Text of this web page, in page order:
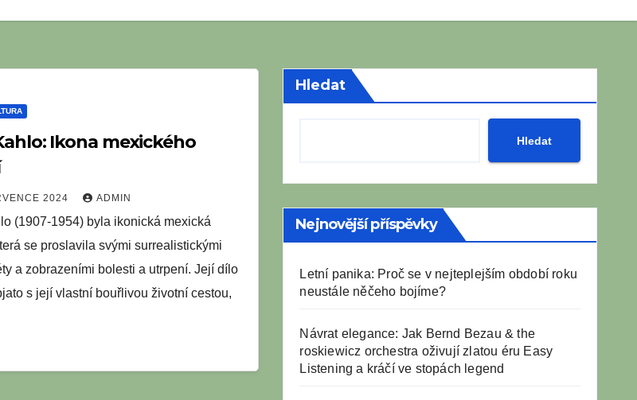
Ikona mexického
2024 ADMIN
(1907-1954) byla ikonická mexická
se proslavila svými surrealistickými
a zobrazeními bolesti a utrpení. Její dílo
s její vlastní bouřlivou životní cestou,
Hledat
Hledat
Nejnovější příspěvky
Letní panika: Proč se v nejteplejším období roku
neustále něčeho bojíme?
Návrat elegance: Jak Bernd Bezau & the
roskiewicz orchestra oživují zlatou éru Easy
Listening a kráčí ve stopách legend